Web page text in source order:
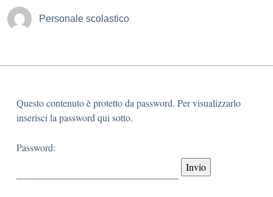
Personale scolastico
Questo contenuto è protetto da password. Per visualizzarlo
inserisci la password qui sotto.
Password: